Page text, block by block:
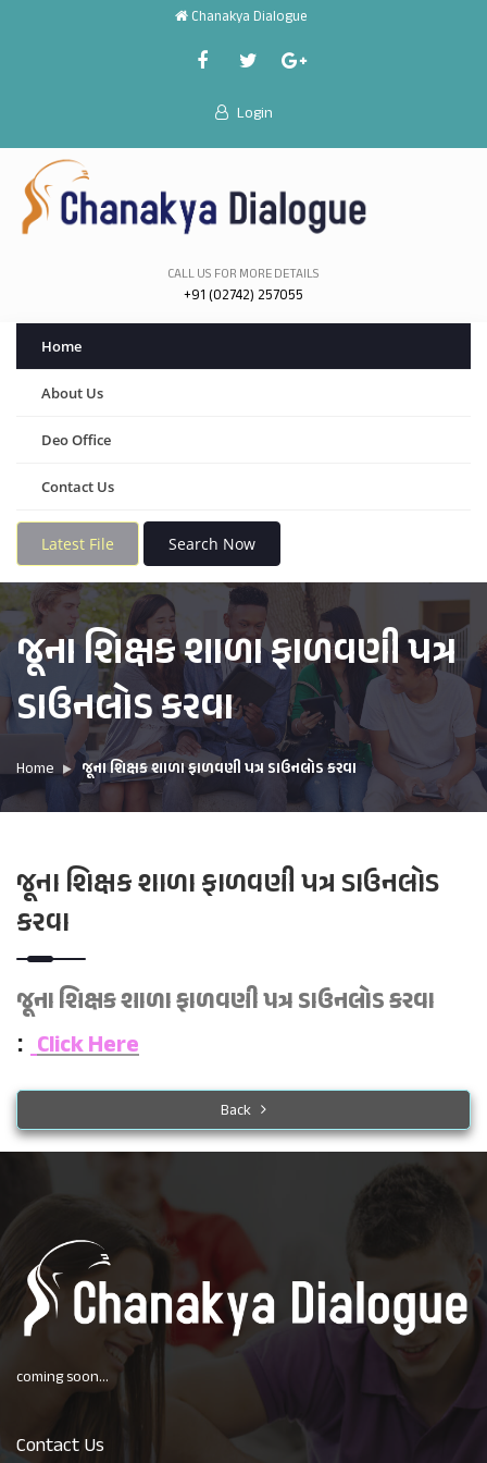
Chanakya Dialogue
Login
CALL US FOR MORE DETAILS
+91 (02742) 257055
Home
About Us
Deo Office
Contact Us
Latest File Search Now
જૂના શિક્ષક શાળા ફાળવણી પત્ર
ડાઉનલોડ કરવા
Home જૂના શિક્ષક શાળા ફાળવણી પત્ર ડાઉનલોડ કરવા
જૂના શિક્ષક શાળા ફાળવણી પત્ર ડાઉનલોડ
કરવા
જૂના શિક્ષક શાળા ફાળવણી પત્ર ડાઉનલોડ કરવા
: Click Here
Back
coming soon...
Contact Us